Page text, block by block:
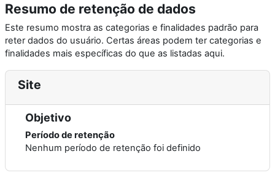
Resumo de retenção de dados
Este resumo mostra as categorias e finalidades padrão para
reter dados do usuário. Certas áreas podem ter categorias e
finalidades mais específicas do que as listadas aqui.
Site
Objetivo
Período de retenção
Nenhum período de retenção foi definido